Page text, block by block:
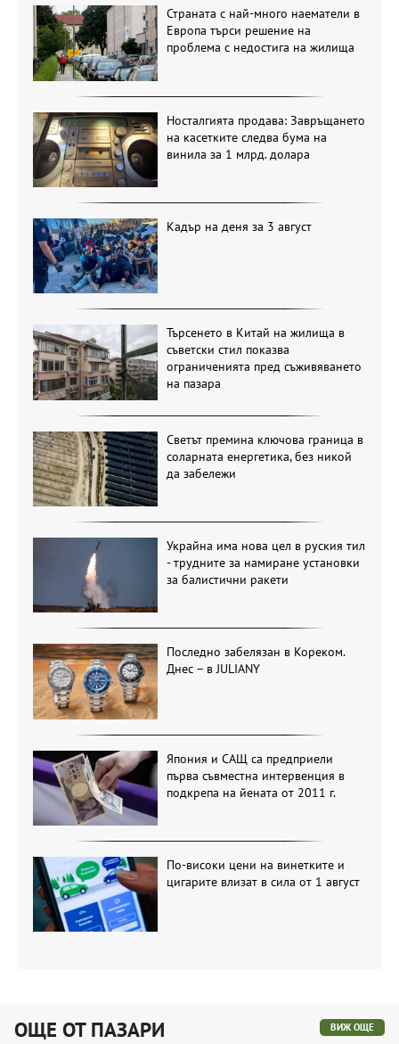
Страната с най-много наематели в
Европа търси решение на
проблема с недостига на жилища
Носталгията продава: Завръщането
на касетките следва бума на
винила за 1 млрд. долара
Кадър на деня за 3 август
Търсенето в Китай на жилища в
съветски стил показва
ограниченията пред съживяването
на пазара
Светът премина ключова граница в
соларната енергетика, без никой
да забележи
Украйна има нова цел в руския тил
- трудните за намиране установки
за балистични ракети
Последно забелязан в Кореком.
Днес – в JULIANY
Япония и САЩ са предприели
първа съвместна интервенция в
подкрепа на йената от 2011 г.
По-високи цени на винетките и
цигарите влизат в сила от 1 август
ОЩЕ ОТ ПАЗАРИ ВИЖ ОЩЕ